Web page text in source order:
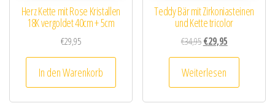
Herz Kette mit Rose Kristallen
18K vergoldet 40cm + 5cm
€29,95
In den Warenkorb
Teddy Bär mit Zirkoniasteinen
und Kette tricolor
€34,95 Ursprünglicher Preis
€29,95Aktueller Preis
Weiterlesen